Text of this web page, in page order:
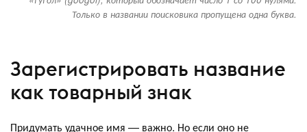
Только в названии поисковика пропущена одна буква.
Зарегистрировать название
как товарный знак
Придумать удачное имя — важно. Но если оно не